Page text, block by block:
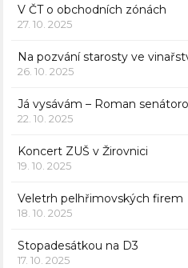
V ČT o obchodních zónách
27. 10. 2025
Na pozvání starosty ve
26. 10. 2025
Já vysávám – Roman
22. 10. 2025
Koncert ZUŠ v Žirovnici
19. 10. 2025
Veletrh pelhřimovských firem
18. 10. 2025
Stopadesátkou na D3
17. 10. 2025